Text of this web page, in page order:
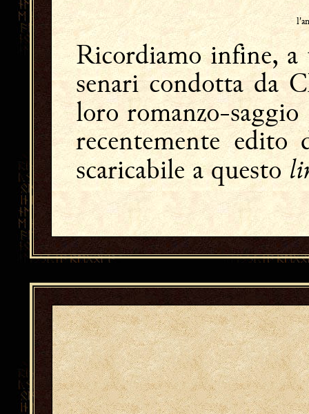
Ricordiamo infine,
senari condotta da
loro romanzo-saggio
recentemente edito
scaricabile a questo